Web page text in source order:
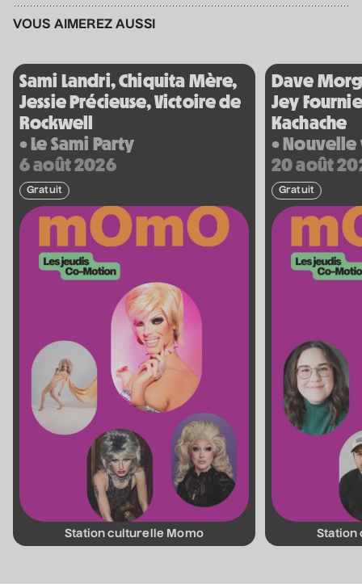
3 septembre 2026
Salle André-Mathieu
Véronic DiCaire
• Nouveau spectacle
5 septembre 2026
Véronic DiCaire
• Nouveau spectacle
6 septembre 2026
Salle André-Mathieu
Patrick Norman et
Nathalie Lord
• Patrick Norman et
Nathalie Lord
6 septembre 2026• 20 h 00
Théâtre Marcellin-Champagnat
Promotions
Josiane Aubuchon
• En promenade
VOUS AIMEREZ AUSSI
Sami Landri, Chiquita Mère,
Jessie Précieuse, Victoire de
Rockwell
• Le Sami Party
6 août 2026
Gratuit
Station culturelle Momo
Dave
Jey
Kachache
•
20 août
Gratuit
Station